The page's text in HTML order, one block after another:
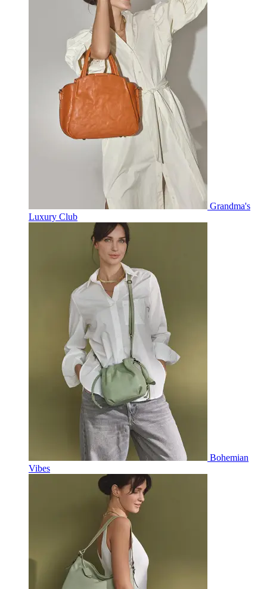
Grandma's
Luxury Club
Bohemian
Vibes